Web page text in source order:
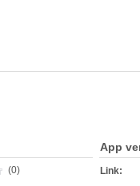
(0)
App
Link: